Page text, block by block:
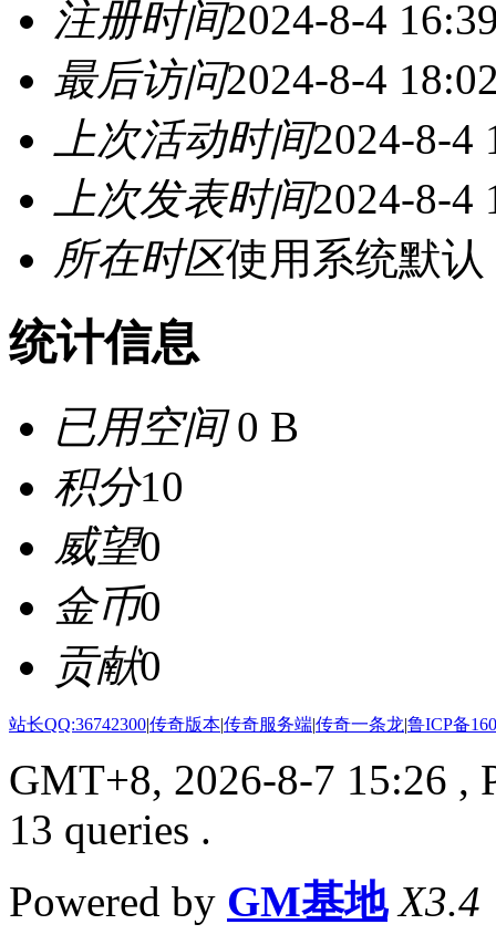
注册时间2024-8-4
最后访问2024-8-4
上次活动时间2024-8-4
上次发表时间2024-8-4
所在时区使用系统默认
统计信息
已用空间0 B
积分10
威望0
金币0
贡献0
站长QQ:36742300|传奇版本|传奇服务端|传奇一条龙|鲁ICP备
GMT+8, 2026-8-7 15:26 ,
13 queries .
Powered by GM基地 X3.4